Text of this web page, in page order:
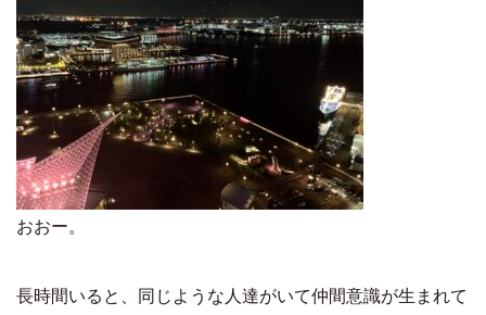
おおー。
長時間いると、同じような人達がいて仲間意識が生まれて